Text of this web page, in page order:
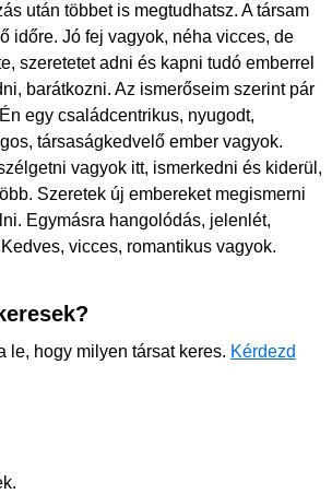
után többet is megtudhatsz. A társam
időre. Jó fej vagyok, néha vicces, de
szeretetet adni és kapni tudó emberrel
barátkozni. Az ismerőseim szerint pár
egy családcentrikus, nyugodt,
társaságkedvelő ember vagyok.
vagyok itt, ismerkedni és kiderül,
Szeretek új embereket megismerni
Egymásra hangolódás, jelenlét,
vicces, romantikus vagyok.
le, hogy milyen társat keres. Kérdezd